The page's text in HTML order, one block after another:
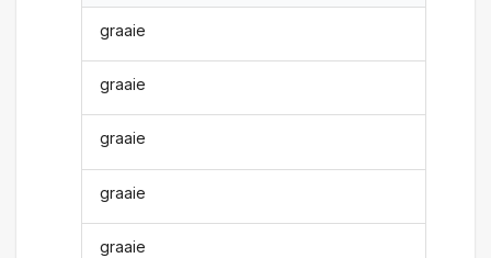
graaie
graaie
graaie
graaie
graaie